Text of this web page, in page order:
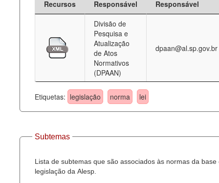
Recursos Responsável
Responsável
Divisão de
Pesquisa e
Atualização
de Atos
Normativos
(DPAAN)
dpaan@al.sp.gov.br
Etiquetas: legislação norma lei
Subtemas
Lista de subtemas que são associados às normas da base
legislação da Alesp.